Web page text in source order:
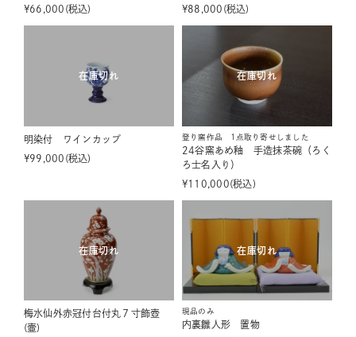
¥66,000 税込
¥88,000 税込
明染付 ワインカップ
¥99,000 税込
在庫切れ
登り窯作品 1点取り寄せしました
24谷窯あめ釉 手造抹茶碗（ろく
ろ士名入り）
¥110,000 税込
在庫切れ
梅水仙外赤冠付台付丸７寸飾壺
(壷)
在庫切れ
現品のみ
内裏雛人形 置物
在庫切れ